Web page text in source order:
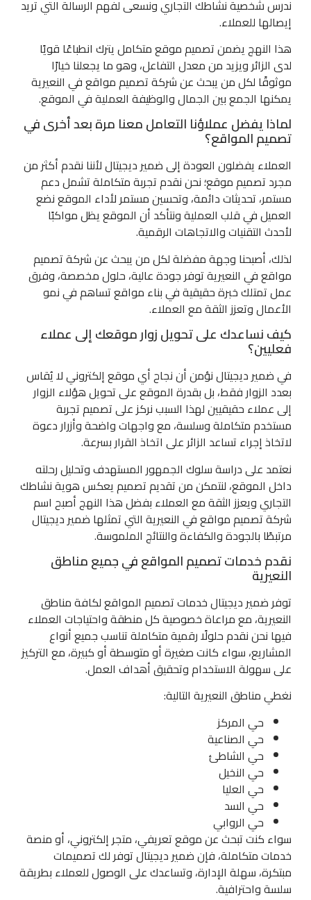
ندرس شخصية نشاطك التجاري ونسعى لفهم الرسالة التي تريد
إيصالها للعملاء.
هذا النهج يضمن تصميم موقع متكامل يترك انطباعًا قويًا
لدى الزائر ويزيد من معدل التفاعل، وهو ما يجعلنا خيارًا
موثوقًا لكل من يبحث عن شركة تصميم مواقع في النعيرية
يمكنها الجمع بين الجمال والوظيفة العملية في الموقع.
لماذا يفضل عملاؤنا التعامل معنا مرة بعد أخرى في
تصميم المواقع؟
العملاء يفضلون العودة إلى ضمير ديجيتال لأننا نقدم أكثر من
مجرد تصميم موقع؛ نحن نقدم تجربة متكاملة تشمل دعم
مستمر، تحديثات دائمة، وتحسين مستمر لأداء الموقع نضع
العميل في قلب العملية ونتأكد أن الموقع يظل مواكبًا
لأحدث التقنيات والاتجاهات الرقمية.
لذلك، أصبحنا وجهة مفضلة لكل من يبحث عن شركة تصميم
مواقع في النعيرية توفر جودة عالية، حلول مخصصة، وفرق
عمل تمتلك خبرة حقيقية في بناء مواقع تساهم في نمو
الأعمال وتعزز الثقة مع العملاء.
كيف نساعدك على تحويل زوار موقعك إلى عملاء
فعليين؟
في ضمير ديجيتال نؤمن أن نجاح أي موقع إلكتروني لا يُقاس
بعدد الزوار فقط، بل بقدرة الموقع على تحويل هؤلاء الزوار
إلى عملاء حقيقيين لهذا السبب نركز على تصميم تجربة
مستخدم متكاملة وسلسة، مع واجهات واضحة وأزرار دعوة
لاتخاذ إجراء تساعد الزائر على اتخاذ القرار بسرعة.
نعتمد على دراسة سلوك الجمهور المستهدف وتحليل رحلته
داخل الموقع، لنتمكن من تقديم تصميم يعكس هوية نشاطك
التجاري ويعزز الثقة مع العملاء بفضل هذا النهج أصبح اسم
شركة تصميم مواقع في النعيرية التي تمثلها ضمير ديجيتال
مرتبطًا بالجودة والكفاءة والنتائج الملموسة.
نقدم خدمات تصميم المواقع في جميع مناطق
النعيرية
توفر ضمير ديجيتال خدمات تصميم المواقع لكافة مناطق
النعيرية، مع مراعاة خصوصية كل منطقة واحتياجات العملاء
فيها نحن نقدم حلولًا رقمية متكاملة تناسب جميع أنواع
المشاريع، سواء كانت صغيرة أو متوسطة أو كبيرة، مع التركيز
على سهولة الاستخدام وتحقيق أهداف العمل.
نغطي مناطق النعيرية التالية:
حي المركز
حي الصناعية
حي الشاطئ
حي النخيل
حي العليا
حي السد
حي الروابي
سواء كنت تبحث عن موقع تعريفي، متجر إلكتروني، أو منصة
خدمات متكاملة، فإن ضمير ديجيتال توفر لك تصميمات
مبتكرة، سهلة الإدارة، وتساعدك على الوصول للعملاء بطريقة
سلسة واحترافية.